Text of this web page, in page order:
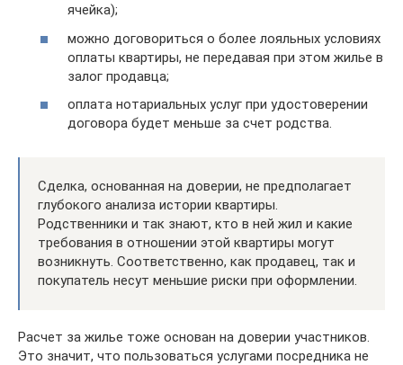
ячейка);
можно договориться о более лояльных условиях
оплаты квартиры, не передавая при этом жилье в
залог продавца;
оплата нотариальных услуг при удостоверении
договора будет меньше за счет родства.
Сделка, основанная на доверии, не предполагает
глубокого анализа истории квартиры.
Родственники и так знают, кто в ней жил и какие
требования в отношении этой квартиры могут
возникнуть. Соответственно, как продавец, так и
покупатель несут меньшие риски при оформлении.
Расчет за жилье тоже основан на доверии участников.
Это значит, что пользоваться услугами посредника не